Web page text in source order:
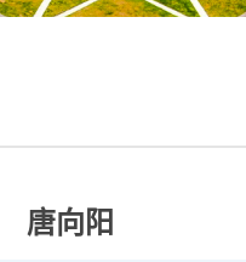
唐向阳